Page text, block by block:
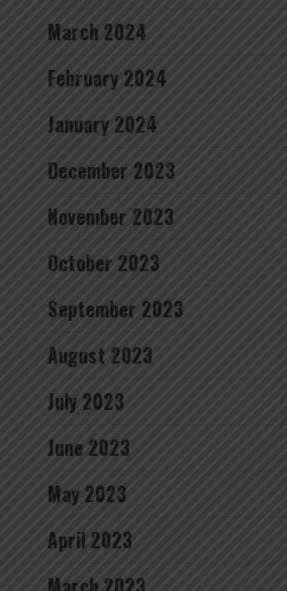
March 2024
February 2024
January 2024
December 2023
November 2023
October 2023
September 2023
August 2023
July 2023
June 2023
May 2023
April 2023